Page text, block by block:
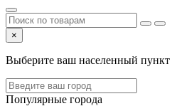
×
Выберите ваш населенный пункт
Популярные города